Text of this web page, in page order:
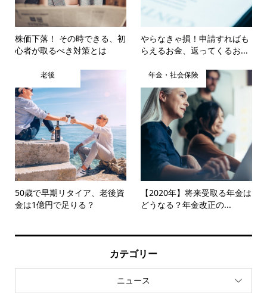
株価下落！ その時できる、初
心者が取るべき対策とは
やらなきゃ損！申請すればも
らえるお金、返ってくるお...
老後
50歳で早期リタイア、老後資
金は1億円で足りる？
年金・社会保険
【2020年】将来受取る年金は
どうなる？年金改正の...
カテゴリー
ニュース